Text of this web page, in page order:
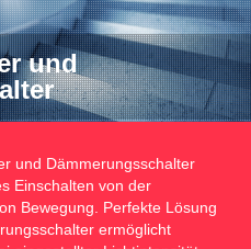
und
und Dämmerungsschalter
Einschalten von der
Bewegung. Perfekte Lösung
ermöglicht